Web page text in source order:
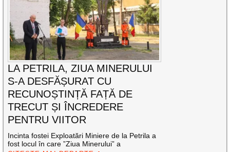
LA PETRILA, ZIUA MINERULUI
S-A DESFĂȘURAT CU
RECUNOȘTINȚĂ FAȚĂ DE
TRECUT ȘI ÎNCREDERE
PENTRU VIITOR
Incinta fostei Exploatări Miniere de la Petrila a
fost locul în care ”Ziua Minerului” a